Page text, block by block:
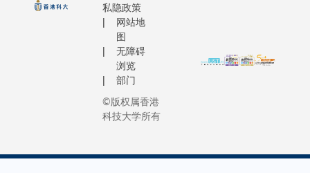
私隐政策
网站地
图
无障碍
浏览
部门
©版权属香港
科技大学所有